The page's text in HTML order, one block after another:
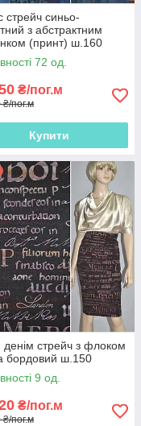
стрейч синьо-
з абстрактним
(принт) ш.160
72 од.
₴/пог.м
пог.м
Купити
денім стрейч з флоком
бордовий ш.150
9 од.
₴/пог.м
пог.м